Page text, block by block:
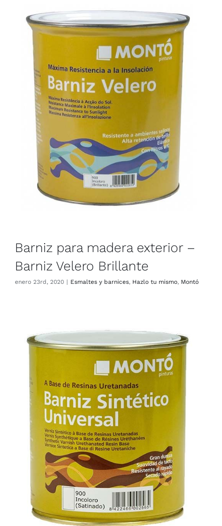
Barniz para madera exterior –
Barniz Velero Brillante
enero 23rd, 2020 | Esmaltes y barnices, Hazlo tu mismo, Montó